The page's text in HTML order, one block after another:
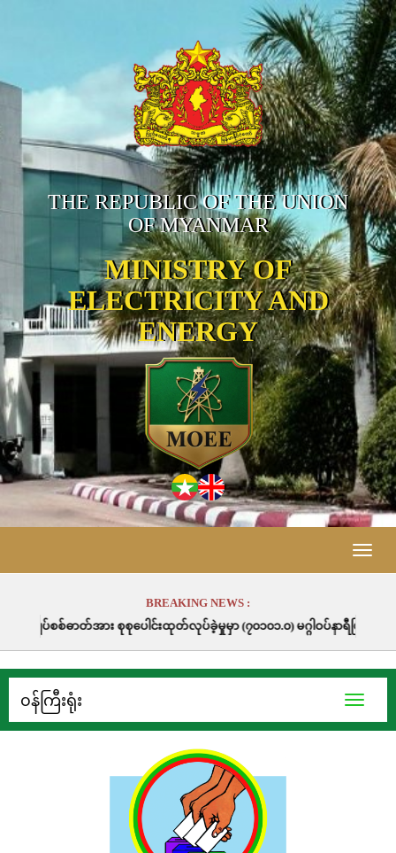
THE REPUBLIC OF THE UNION
OF MYANMAR
MINISTRY OF
ELECTRICITY AND
ENERGY
Toggle
BREAKING NEWS :
းထုတ်လုပ်ခဲ့မှုမှာ (၇၀၁၀၁.၀) မဂ္ဂါဝပ်နာရီဖြစ်ပါသည်။
Toggle
၀န်ကြီးရုံး